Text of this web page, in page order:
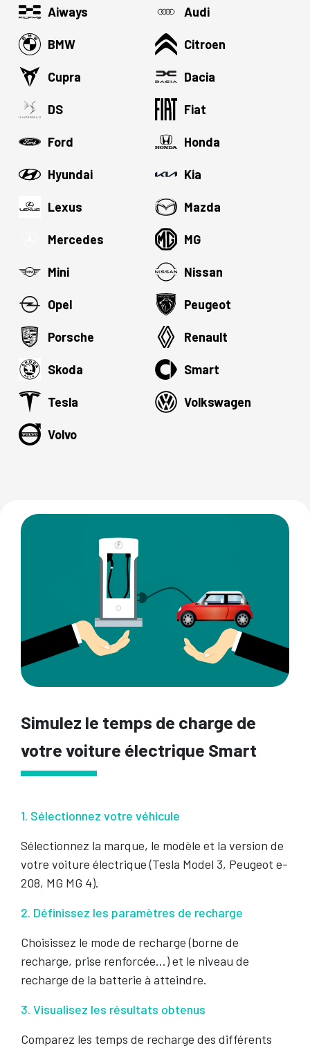
Aiways Audi
BMW Citroen
Cupra Dacia
DS Fiat
Ford Honda
Hyundai Kia
Lexus Mazda
Mercedes MG
Mini Nissan
Opel Peugeot
Porsche Renault
Skoda Smart
Tesla Volkswagen
Volvo
Simulez le temps de charge de
votre voiture électrique Smart
1. Sélectionnez votre véhicule
Sélectionnez la marque, le modèle et la version de
votre voiture électrique (Tesla Model 3, Peugeot e-
208, MG MG 4).
2. Définissez les paramètres de recharge
Choisissez le mode de recharge (borne de
recharge, prise renforcée...) et le niveau de
recharge de la batterie à atteindre.
3. Visualisez les résultats obtenus
Comparez les temps de recharge des différents